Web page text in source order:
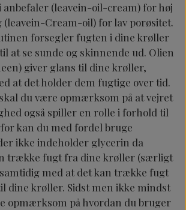
anbefaler (leavein-oil-cream) for høj
(leavein-Cream-oil) for lav porøsitet.
forsegler fugten i dine krøller
at se sunde og skinnende ud. Olien
giver glans til dine krøller,
at det holder dem fugtige over tid.
du være opmærksom på at vejret
også spiller en rolle i forhold til
kan du med fordel bruge
ikke indeholder glycerin da
trække fugt fra dine krøller (særligt
med at det kan trække fugt
dine krøller. Sidst men ikke mindst
opmærksom på hvordan du bruger